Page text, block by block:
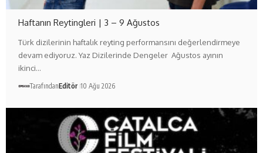
Haftanın Reytingleri | 3 – 9 Ağustos
Türk dizilerinin haftalık reyting performansını değerlendirmeye
devam ediyoruz. Yaz Dizilerinde Dengeler Ağustos ayının
ikinci…
TarafındanEditör 10 Ağu 2026